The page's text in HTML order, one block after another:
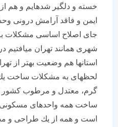
خسته و دلگیر شده‏ایم و هم از
ایمن و فاقد آرامش درونی وحشت
جای اصلاح اساسی مشكلات به
شهری همانند تهران می‏افتیم در
استان‏ها هم وضعیت بهتر از تهران
لحظه‏ای به مشكلات ساخت یك بنا
گرم، معتدل و مرطوب كشور فكر
ساخت همه واحدهای مسكونی در
است و همه از یك طراحی و مصالح